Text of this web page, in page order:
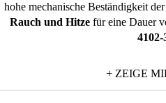
hohe mechanische Beständigkeit der
Rauch und Hitzefür eine Dauer
4102-
Dichtigkeit des Bauwerks sondern
der Wärmestrahlungund hemmt
+ ZEIGE